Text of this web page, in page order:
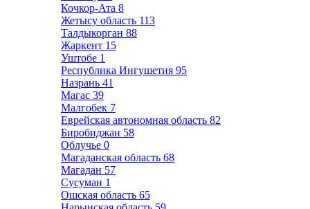
Кочкор-Ата 8
Жетысу область 113
Талдыкорган 88
Жаркент 15
Уштобе 1
Республика Ингушетия 95
Назрань 41
Магас 39
Малгобек 7
Еврейская автономная область 82
Биробиджан 58
Облучье 0
Магаданская область 68
Магадан 57
Сусуман 1
Ошская область 65